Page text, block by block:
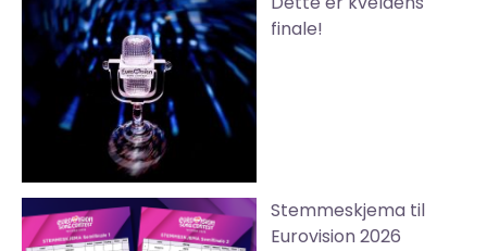
finale!
Stemmeskjema til
Eurovision 2026